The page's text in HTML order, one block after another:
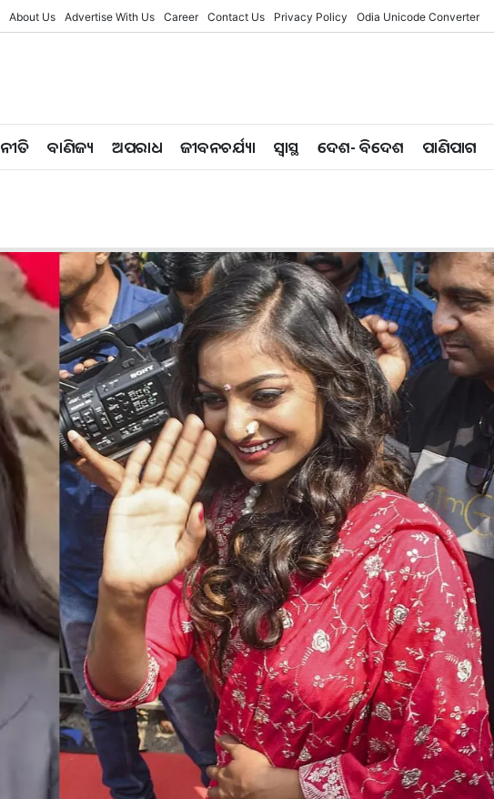
About Us Advertise With Us Career Contact Us Privacy Policy Odia Unicode Converter
ବାଣିଜ୍ୟ ଅପରାଧ ଜୀବନଚର୍ଯ୍ୟା ସ୍ୱାସ୍ଥ ଦେଶ- ବିଦେଶ ପାଣିପାଗ